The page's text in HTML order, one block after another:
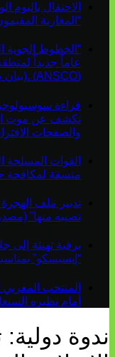
الاحتفال باليوم
“المغاربة
“الخطوط الجوية
عاماً جديداً
(ANSCO) .(بيان صحفي )
قراءة
تكشف عن موت
والصفحات
القوات المسلحة
منسقة لمكافحة
تدبير ملف
نصيبه منها”
برقية تهنئة إلى
“إيسيسكو”
المنتخب
أمام نظيره
ندوة